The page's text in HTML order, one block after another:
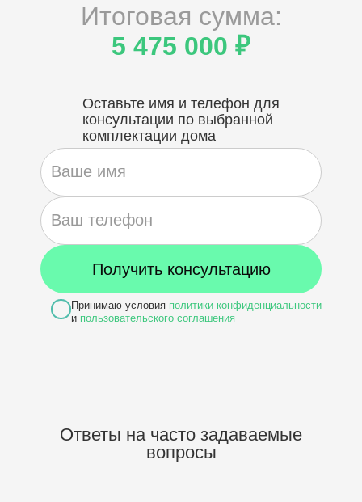
Итоговая сумма:
5 475 000 ₽
Оставьте имя и телефон для
консультации по выбранной
комплектации дома
Принимаю условия политики конфиденциальности
и пользовательского соглашения
Ответы на часто задаваемые
вопросы